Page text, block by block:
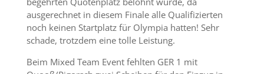
ausgerechnet in diesem Finale alle Qualifizierten
noch keinen Startplatz für Olympia hatten! Sehr
schade, trotzdem eine tolle Leistung.
Beim Mixed Team Event fehlten GER 1 mit